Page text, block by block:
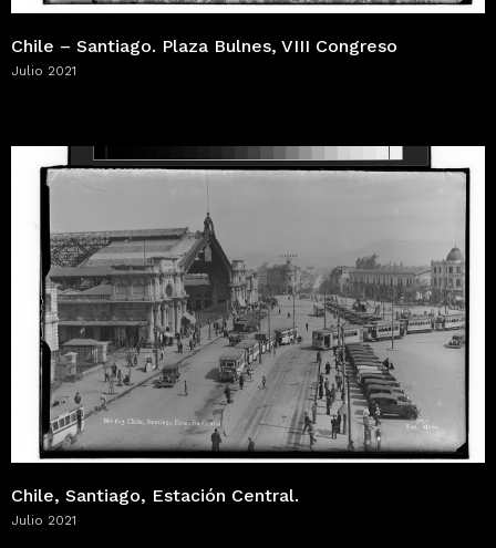
Chile – Santiago. Plaza Bulnes, VIII Congreso
Julio 2021
Chile, Santiago, Estación Central.
Julio 2021